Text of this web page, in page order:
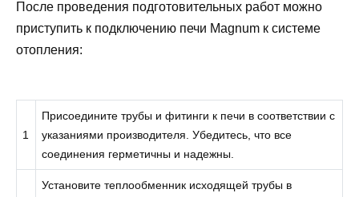
После проведения подготовительных работ можно
приступить к подключению печи Magnum к системе
отопления:
1
Присоедините трубы и фитинги к печи в соответствии с
указаниями производителя. Убедитесь, что все
соединения герметичны и надежны.
Установите теплообменник исходящей трубы в